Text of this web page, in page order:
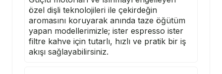
özel dişli teknolojileri ile çekirdeğin
aromasını koruyarak anında taze öğütüm
yapan modellerimizle; ister espresso ister
filtre kahve için tutarlı, hızlı ve pratik bir iş
akışı sağlayabilirsiniz.